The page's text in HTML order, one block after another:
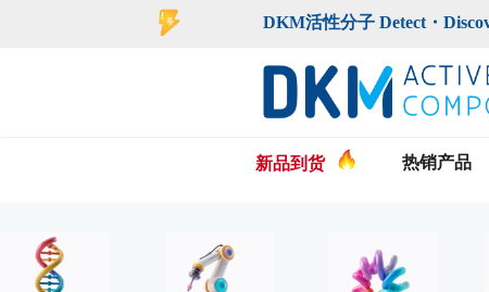
DKM活性分子 Detect・
新品到货 热销产品